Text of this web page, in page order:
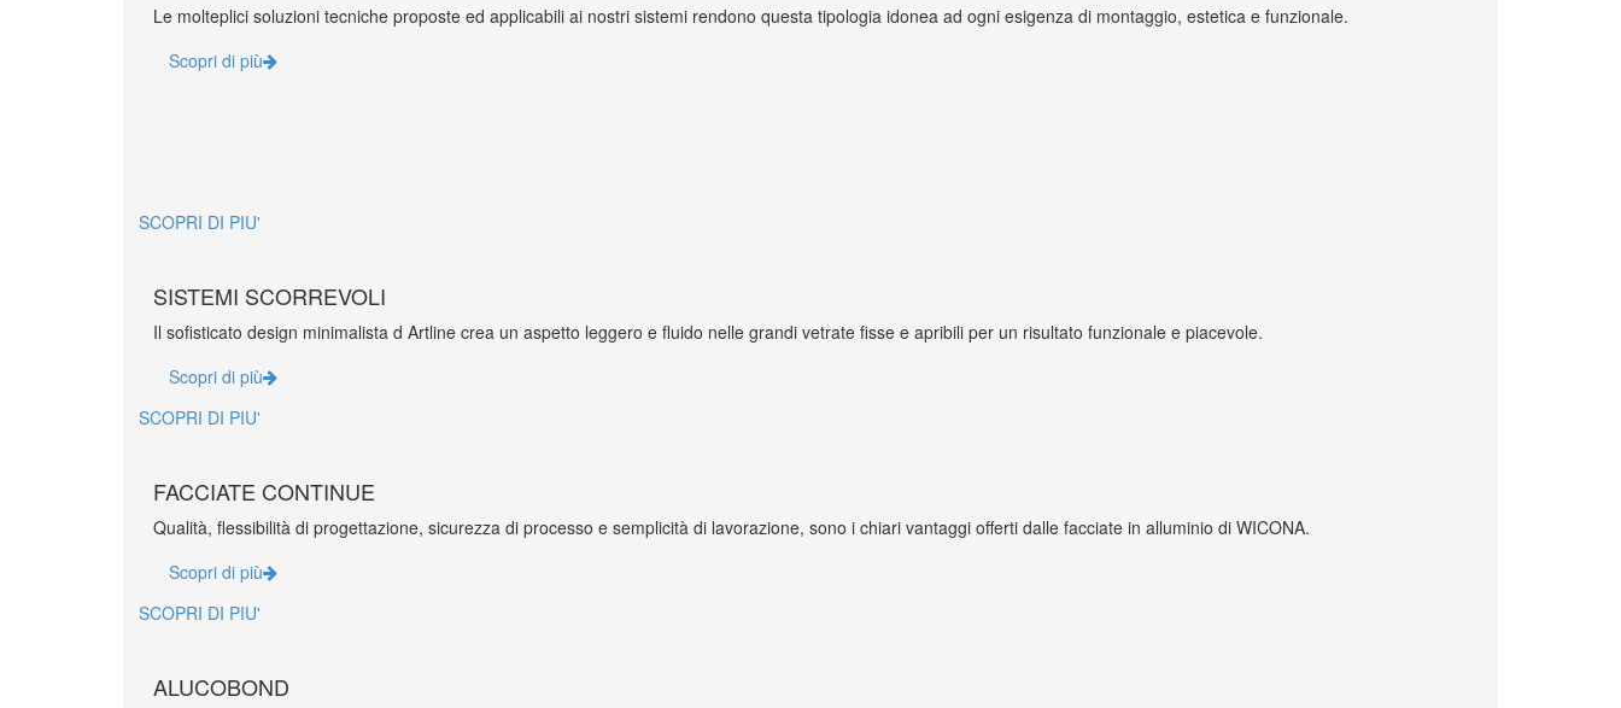
DESIGN
MEDIA
Le molteplici soluzioni tecniche proposte ed applicabili ai nostri sistemi rendono questa tipologia idonea ad ogni esigenza di montaggio, estetica e funzionale.
Scopri di più
SCOPRI DI PIU'
SISTEMI SCORREVOLI
Il sofisticato design minimalista d Artline crea un aspetto leggero e fluido nelle grandi vetrate fisse e apribili per un risultato funzionale e piacevole.
Scopri di più
SCOPRI DI PIU'
FACCIATE CONTINUE
Qualità, flessibilità di progettazione, sicurezza di processo e semplicità di lavorazione, sono i chiari vantaggi offerti dalle facciate in alluminio di WICONA.
Scopri di più
SCOPRI DI PIU'
ALUCOBOND